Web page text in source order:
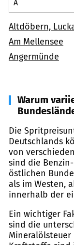
Altdöbern,
Am Mellensee
Angermünde
Warum
Die
Deutschlands
von
sind die
östlichen
als im Westen,
innerhalb der
Ein wichtiger
sind die